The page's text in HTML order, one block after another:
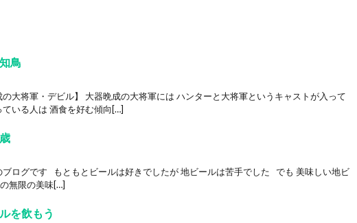
鳥
大将軍・デビル】 大器晩成の大将軍には ハンターと大将軍というキャストが入って
いる人は 酒食を好む傾向[…]
ブログです もともとビールは好きでしたが 地ビールは苦手でした でも 美味しい地ビ
無限の美味[…]
を飲もう